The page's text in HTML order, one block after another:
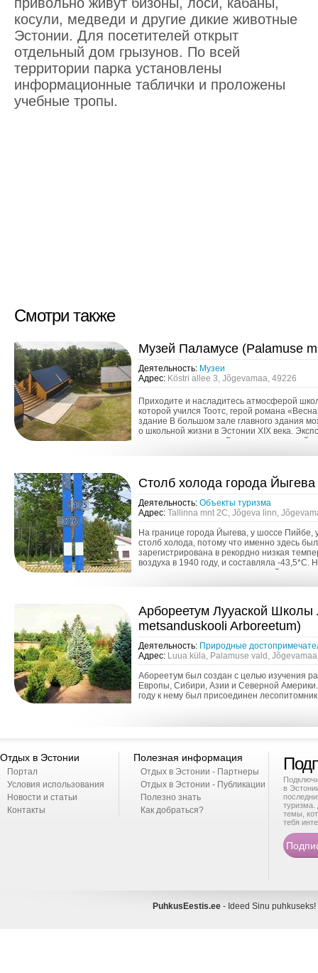
косули, медведи и другие дикие животные
Эстонии. Для посетителей открыт
отдельный дом грызунов. По всей
территории парка установлены
информационные таблички и проложены
учебные тропы.
Смотри также
Mузей Паламусе (Palamuse
Деятельность: Музеи
Адрес: Köstri allee 3, Jõgevamaa, 49226
Приходите и насладитесь атмосферой
которой учился Тоотс, герой романа
здание В большом зале главного здания
о школьной жизни в Эстонии XIX века.
посвящена повести «Весна», написанной
Cтолб холода города
Деятельность: Oбъекты туризма
Адрес: Tallinna mnt 2C, Jõgeva linn,
На границе города Йыгева, у шоссе Пийбе,
столб холода, потому что именно здесь
зарегистрирована в рекордно низкая
воздуха в 1940 году, и составляла -43,5*C.
записан еще один температурный
Арбореетум Лууаской Школы
metsanduskooli Arboreetum)
Деятельность: Природные
Адрес: Luua küla, Palamuse vald,
Абореетум был создан с целью изучения
Европы, Сибири, Азии и Северной
году к нему был присоединен
Отдых в Эстонии
Портал
Условия использования
Новости и статьи
Контакты
Полезная информация
Отдых в Эстонии - Партнеры
Отдых в Эстонии - Публикации
Полезно знать
Как добраться?
в
туризма.
темы,
тебя
PuhkusEestis.ee- Ideed Sinu